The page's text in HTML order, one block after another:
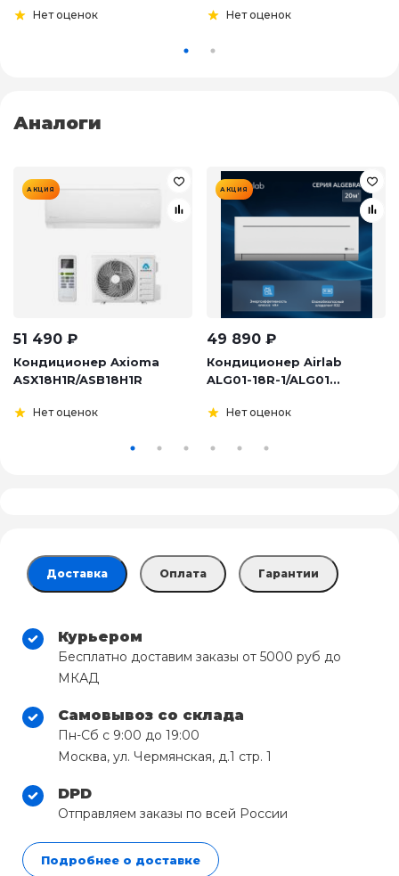
Нет оценок Нет оценок
Аналоги
АКЦИЯ
51 490 ₽
Кондиционер Axioma
ASX18H1R/ASB18H1R
Нет оценок
АКЦИЯ
49 890 ₽
Кондиционер Airlab
ALG01-18R-1/ALG01...
Нет оценок
Доставка Оплата Гарантии
Курьером
Бесплатно доставим заказы от 5000 руб до
МКАД
Самовывоз со склада
Пн-Сб с 9:00 до 19:00
Москва, ул. Чермянская, д.1 стр. 1
DPD
Отправляем заказы по всей России
Подробнее о доставке